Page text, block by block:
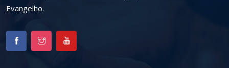
Evangelho.